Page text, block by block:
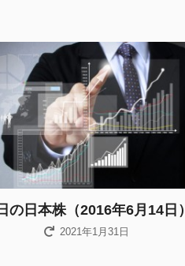
の日本株（2016年6月14日）
2021年1月31日